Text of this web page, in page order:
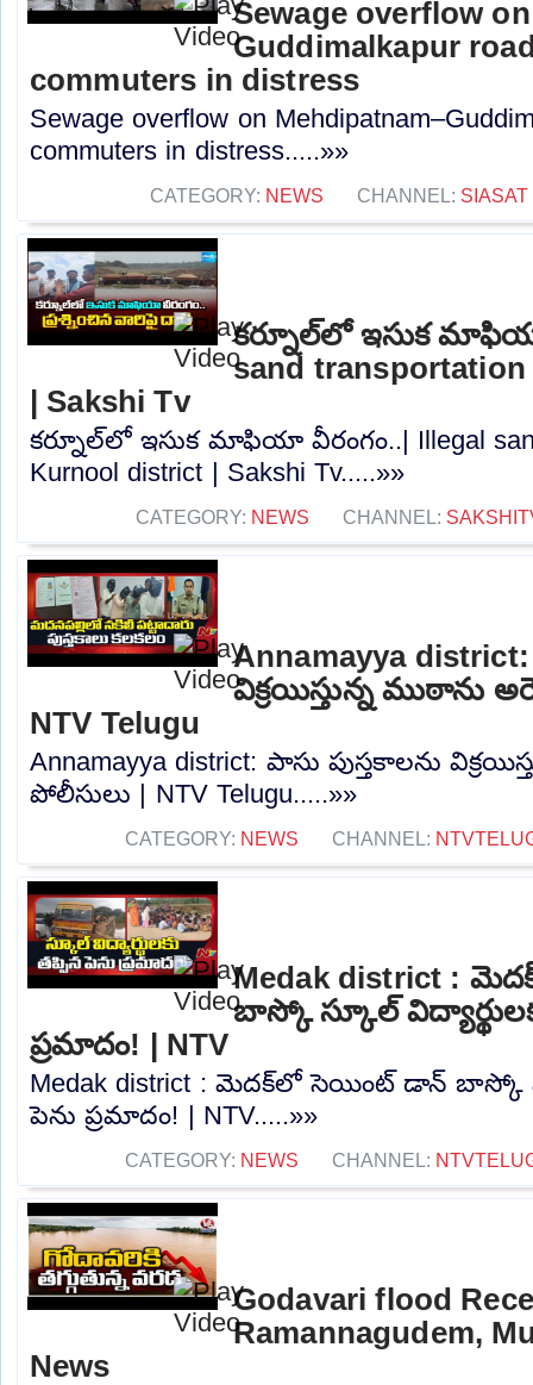
Sewage overflow
Guddimalkapur
commuters in distress
Sewage overflow on
commuters in distress.....»»
CATEGORY: NEWS CHANNEL: SIASAT
కర్నూల్‌లో ఇసుక మాఫియా
sand
| Sakshi Tv
కర్నూల్‌లో ఇసుక మాఫియా వీరంగం..| Illegal
Kurnool district | Sakshi Tv.....»»
CATEGORY: NEWS CHANNEL:
Annamayya district:
విక్రయిస్తున్న ముఠాను
NTV Telugu
Annamayya district: పాసు పుస్తకాలను
పోలీసులు | NTV Telugu.....»»
CATEGORY: NEWS CHANNEL:
Medak district :
బాస్కో స్కూల్
ప్రమాదం! | NTV
Medak district : మెదక్‌లో సెయింట్ డాన్ బాస్కో
పెను ప్రమాదం! | NTV.....»»
CATEGORY: NEWS CHANNEL:
Godavari flood
Ramannagudem,
News